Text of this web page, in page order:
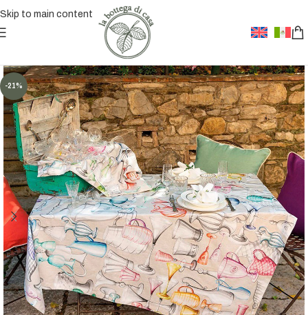
Skip to main content
-21%